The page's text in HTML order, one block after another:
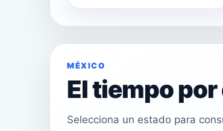
MÉXICO
El tiempo
Selecciona un estado para